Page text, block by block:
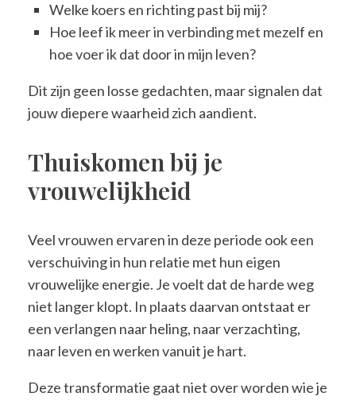
Welke koers en richting past bij mij?
Hoe leef ik meer in verbinding met mezelf en
hoe voer ik dat door in mijn leven?
Dit zijn geen losse gedachten, maar signalen dat
jouw diepere waarheid zich aandient.
Thuiskomen bij je
vrouwelijkheid
Veel vrouwen ervaren in deze periode ook een
verschuiving in hun relatie met hun eigen
vrouwelijke energie. Je voelt dat de harde weg
niet langer klopt. In plaats daarvan ontstaat er
een verlangen naar heling, naar verzachting,
naar leven en werken vanuit je hart.
Deze transformatie gaat niet over worden wie je